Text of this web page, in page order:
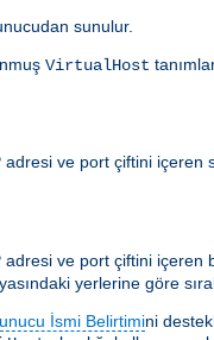
sunulur.
VirtualHost
ve port çiftini içeren
ve port çiftini içeren
yerlerine göre
İsmi Belirtimini